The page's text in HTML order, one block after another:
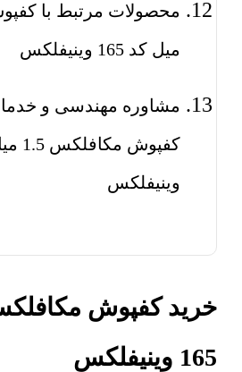
میل کد 165 وینیفلکس
مشاوره مهندسی و
وینیفلکس
165 وینیفلکس